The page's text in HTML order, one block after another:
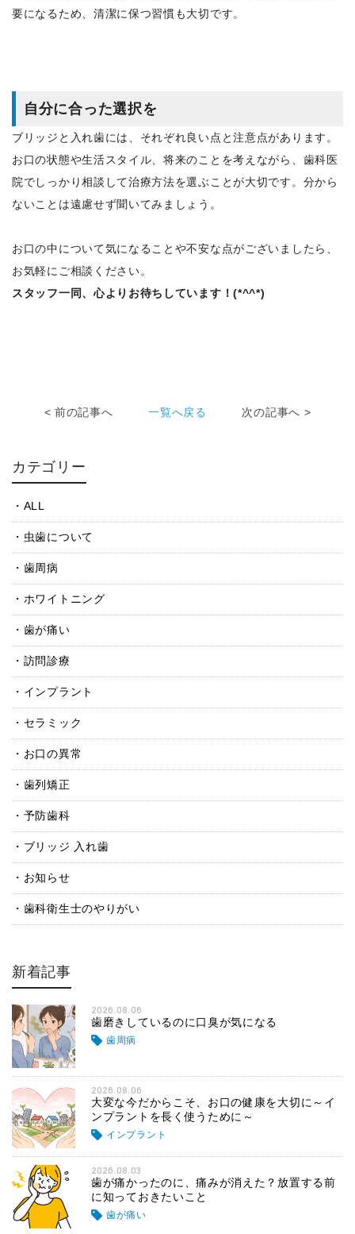
要になるため、清潔に保つ習慣も大切です。
自分に合った選択を
ブリッジと入れ歯には、それぞれ良い点と注意点があります。
お口の状態や生活スタイル、将来のことを考えながら、歯科医
院でしっかり相談して治療方法を選ぶことが大切です。分から
ないことは遠慮せず聞いてみましょう。
お口の中について気になることや不安な点がございましたら、
お気軽にご相談ください。
スタッフ一同、心よりお待ちしています！(*^^*)
< 前の記事へ 一覧へ戻る 次の記事へ >
カテゴリー
ALL
虫歯について
歯周病
ホワイトニング
歯が痛い
訪問診療
インプラント
セラミック
お口の異常
歯列矯正
予防歯科
ブリッジ 入れ歯
お知らせ
歯科衛生士のやりがい
新着記事
2026.08.06
歯磨きしているのに口臭が気になる
歯周病
2026.08.06
大変な今だからこそ、お口の健康を大切に～イ
ンプラントを長く使うために～
インプラント
2026.08.03
歯が痛かったのに、痛みが消えた？放置する前
に知っておきたいこと
歯が痛い